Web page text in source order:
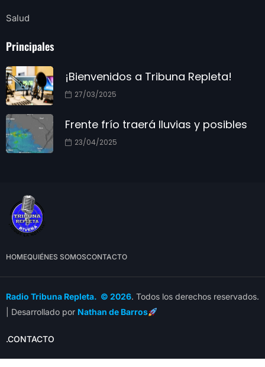
Salud
Principales
¡Bienvenidos a Tribuna Repleta!
27/03/2025
Frente frío traerá lluvias y posibles
23/04/2025
HOMEQUIÉNES SOMOSCONTACTO
Radio Tribuna Repleta. © 2026. Todos los derechos reservados.
| Desarrollado por Nathan de Barros
.CONTACTO